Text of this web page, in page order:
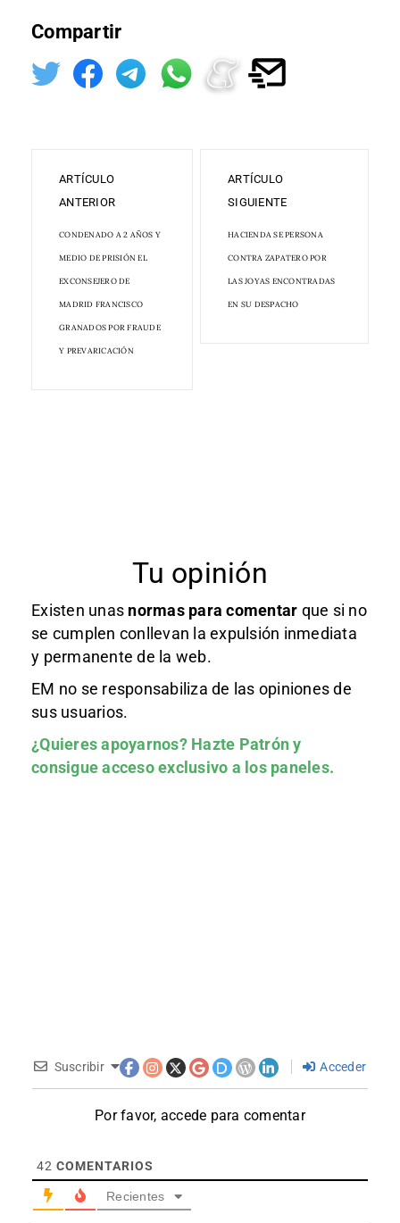
Compartir
ARTÍCULO
ANTERIOR
CONDENADO A 2 AÑOS Y
MEDIO DE PRISIÓN EL
EXCONSEJERO DE
MADRID FRANCISCO
GRANADOS POR FRAUDE
Y PREVARICACIÓN
ARTÍCULO
SIGUIENTE
HACIENDA SE PERSONA
CONTRA ZAPATERO POR
LAS JOYAS ENCONTRADAS
EN SU DESPACHO
Tu opinión
Existen unas normas para comentar que si no
se cumplen conllevan la expulsión inmediata
y permanente de la web.
EM no se responsabiliza de las opiniones de
sus usuarios.
¿Quieres apoyarnos? Hazte Patróny
consigue acceso exclusivo a los paneles.
Suscribir Acceder
Por favor, accede para comentar
42 COMENTARIOS
Recientes